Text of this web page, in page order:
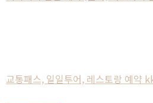
교통패스, 일일투어, 레스토랑 예약